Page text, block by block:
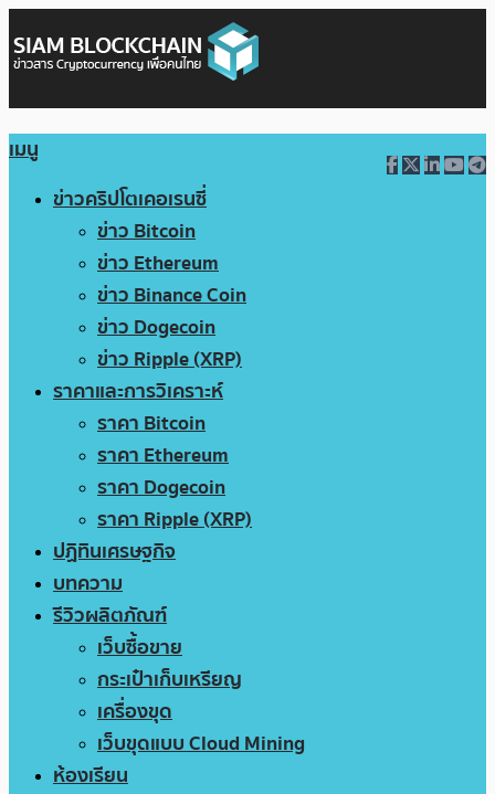
เมนู
ข่าวคริปโตเคอเรนซี่
ข่าว Bitcoin
ข่าว Ethereum
ข่าว Binance Coin
ข่าว Dogecoin
ข่าว Ripple (XRP)
ราคาและการวิเคราะห์
ราคา Bitcoin
ราคา Ethereum
ราคา Dogecoin
ราคา Ripple (XRP)
ปฏิทินเศรษฐกิจ
บทความ
รีวิวผลิตภัณฑ์
เว็บซื้อขาย
กระเป๋าเก็บเหรียญ
เครื่องขุด
เว็บขุดแบบ Cloud Mining
ห้องเรียน